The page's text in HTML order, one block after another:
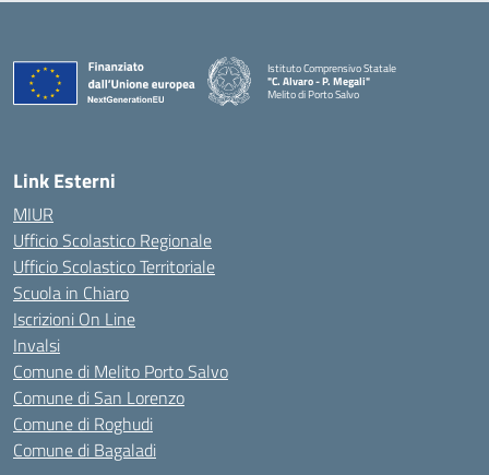
Istituto Comprensivo Statale
"C. Alvaro - P. Megali"
Melito di Porto Salvo
Link Esterni
MIUR
Ufficio Scolastico Regionale
Ufficio Scolastico Territoriale
Scuola in Chiaro
Iscrizioni On Line
Invalsi
Comune di Melito Porto Salvo
Comune di San Lorenzo
Comune di Roghudi
Comune di Bagaladi